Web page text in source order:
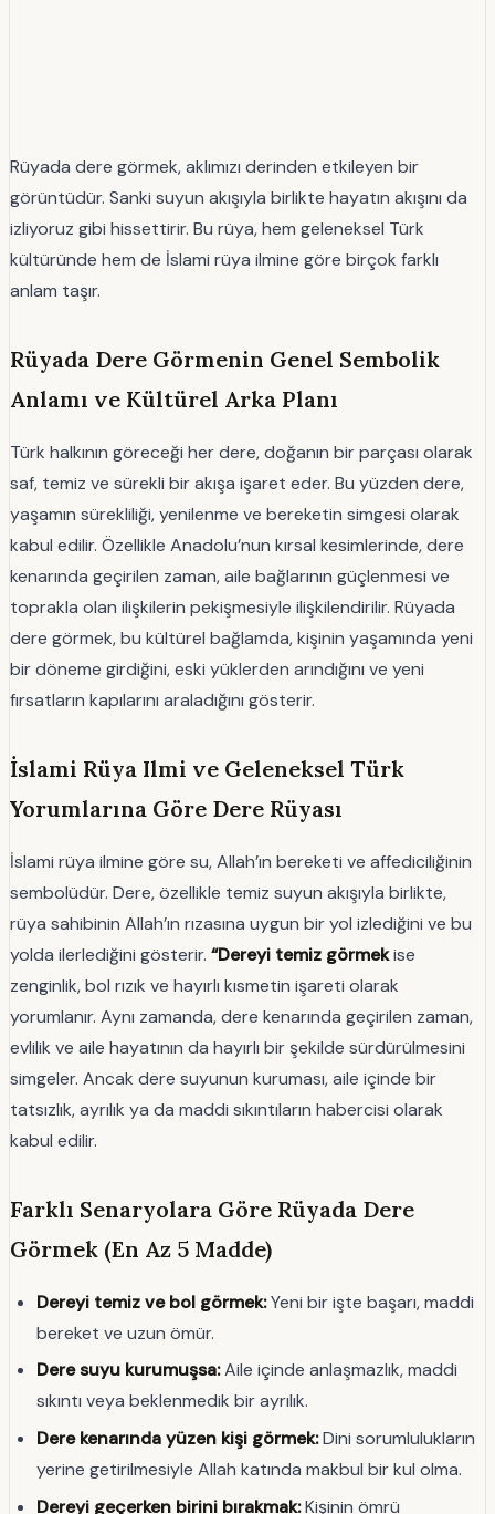
Rüyada dere görmek, aklımızı derinden etkileyen bir
görüntüdür. Sanki suyun akışıyla birlikte hayatın akışını da
izliyoruz gibi hissettirir. Bu rüya, hem geleneksel Türk
kültüründe hem de İslami rüya ilmine göre birçok farklı
anlam taşır.
Rüyada Dere Görmenin Genel Sembolik
Anlamı ve Kültürel Arka Planı
Türk halkının göreceği her dere, doğanın bir parçası olarak
saf, temiz ve sürekli bir akışa işaret eder. Bu yüzden dere,
yaşamın sürekliliği, yenilenme ve bereketin simgesi olarak
kabul edilir. Özellikle Anadolu’nun kırsal kesimlerinde, dere
kenarında geçirilen zaman, aile bağlarının güçlenmesi ve
toprakla olan ilişkilerin pekişmesiyle ilişkilendirilir. Rüyada
dere görmek, bu kültürel bağlamda, kişinin yaşamında yeni
bir döneme girdiğini, eski yüklerden arındığını ve yeni
fırsatların kapılarını araladığını gösterir.
İslami Rüya Ilmi ve Geleneksel Türk
Yorumlarına Göre Dere Rüyası
İslami rüya ilmine göre su, Allah’ın bereketi ve affediciliğinin
sembolüdür. Dere, özellikle temiz suyun akışıyla birlikte,
rüya sahibinin Allah’ın rızasına uygun bir yol izlediğini ve bu
yolda ilerlediğini gösterir. “Dereyi temiz görmekise
zenginlik, bol rızık ve hayırlı kısmetin işareti olarak
yorumlanır. Aynı zamanda, dere kenarında geçirilen zaman,
evlilik ve aile hayatının da hayırlı bir şekilde sürdürülmesini
simgeler. Ancak dere suyunun kuruması, aile içinde bir
tatsızlık, ayrılık ya da maddi sıkıntıların habercisi olarak
kabul edilir.
Farklı Senaryolara Göre Rüyada Dere
Görmek (En Az 5 Madde)
Dereyi temiz ve bol görmek:Yeni bir işte başarı, maddi
bereket ve uzun ömür.
Dere suyu kurumuşsa:Aile içinde anlaşmazlık, maddi
sıkıntı veya beklenmedik bir ayrılık.
Dere kenarında yüzen kişi görmek:Dini sorumlulukların
yerine getirilmesiyle Allah katında makbul bir kul olma.
Dereyi geçerken birini bırakmak:Kişinin ömrü